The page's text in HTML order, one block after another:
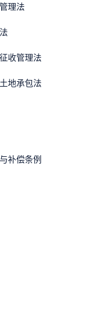
理法
收管理法
地承包法
补偿条例